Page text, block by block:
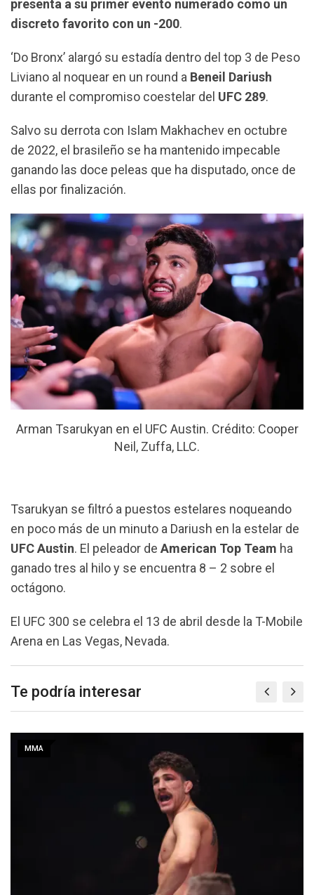
presenta a su primer evento numerado como un
discreto favorito con un -200.
‘Do Bronx’ alargó su estadía dentro del top 3 de Peso
Liviano al noquear en un round a Beneil Dariush
durante el compromiso coestelar del UFC 289.
Salvo su derrota con Islam Makhachev en octubre
de 2022, el brasileño se ha mantenido impecable
ganando las doce peleas que ha disputado, once de
ellas por finalización.
Arman Tsarukyan en el UFC Austin. Crédito: Cooper
Neil, Zuffa, LLC.
Tsarukyan se filtró a puestos estelares noqueando
en poco más de un minuto a Dariush en la estelar de
UFC Austin. El peleador de American Top Team ha
ganado tres al hilo y se encuentra 8 – 2 sobre el
octágono.
El UFC 300 se celebra el 13 de abril desde la T-Mobile
Arena en Las Vegas, Nevada.
Te podría interesar
MMA